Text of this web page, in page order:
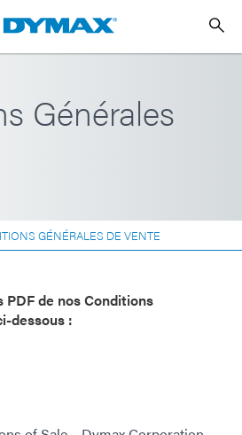
Générales
GÉNÉRALES DE VENTE
PDF de nos Conditions
dessous :